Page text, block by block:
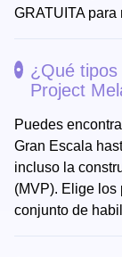
GRATUITA
¿Qué
Project
Puedes
Gran Escala
incluso la
(MVP). Elige los
conjunto de